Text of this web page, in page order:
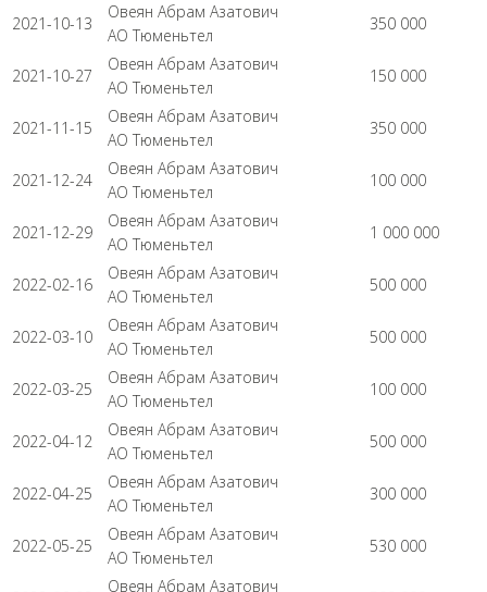
2021-10-13
Овеян Абрам Азатович
АО Тюменьтел
350 000
2021-10-27
Овеян Абрам Азатович
АО Тюменьтел
150 000
2021-11-15
Овеян Абрам Азатович
АО Тюменьтел
350 000
2021-12-24
Овеян Абрам Азатович
АО Тюменьтел
100 000
2021-12-29
Овеян Абрам Азатович
АО Тюменьтел
1 000 000
2022-02-16
Овеян Абрам Азатович
АО Тюменьтел
500 000
2022-03-10
Овеян Абрам Азатович
АО Тюменьтел
500 000
2022-03-25
Овеян Абрам Азатович
АО Тюменьтел
100 000
2022-04-12
Овеян Абрам Азатович
АО Тюменьтел
500 000
2022-04-25
Овеян Абрам Азатович
АО Тюменьтел
300 000
2022-05-25
Овеян Абрам Азатович
АО Тюменьтел
530 000
Овеян Абрам Азатович